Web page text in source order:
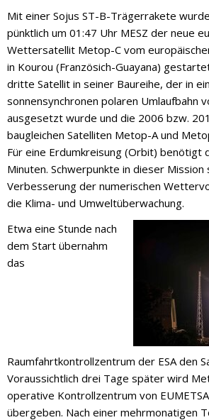
Mit einer Sojus ST-B-Trägerrakete
pünktlich um 01:47 Uhr MESZ der neue
Wettersatellit Metop-C vom
in Kourou (Französich-Guayana)
dritte Satellit in seiner Baureihe, der in
sonnensynchronen polaren Umlaufbahn
ausgesetzt wurde und die 2006 bzw.
baugleichen Satelliten Metop-A und
Für eine Erdumkreisung (Orbit) benötigt
Minuten. Schwerpunkte in dieser Mission
Verbesserung der numerischen
die Klima- und Umweltüberwachung.
Etwa eine Stunde nach
dem Start übernahm
das
Raumfahrtkontrollzentrum der ESA den
Voraussichtlich drei Tage später wird
operative Kontrollzentrum von
übergeben. Nach einer mehrmonatigen